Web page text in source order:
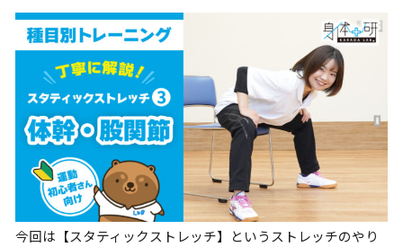
今回は【スタティックストレッチ】というストレッチのやり